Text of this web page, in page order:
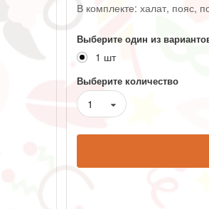
В комплекте: халат, пояс,
Выберите один из
1 шт
Выберите количество
1